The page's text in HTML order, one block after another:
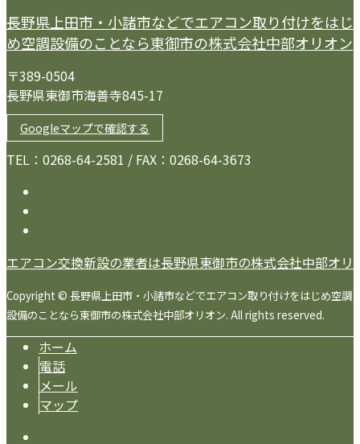
長野県上田市・小諸市などでエアコン取り付けをはじ
め空調設備のことなら東御市の株式会社中部オリオン
〒389-0504
長野県東御市海善寺845-17
Googleマップで確認する
TEL：0268-64-2581 / FAX：0268-64-3673
エアコン交換新設の業者は長野県東御市の株式会社中部オ
Copyright © 長野県上田市・小諸市などでエアコン取り付けをはじめ空調
設備のことなら東御市の株式会社中部オリオン. All rights reserved.
ホーム
電話
メール
マップ